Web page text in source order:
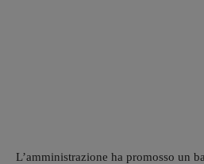
L’amministrazione ha promosso un